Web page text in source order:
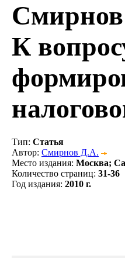
К
Тип: Статья
Автор: Смирнов Д.А.
Место издания: Москва;
Количество страниц: 31-36
Год издания: 2010 г.